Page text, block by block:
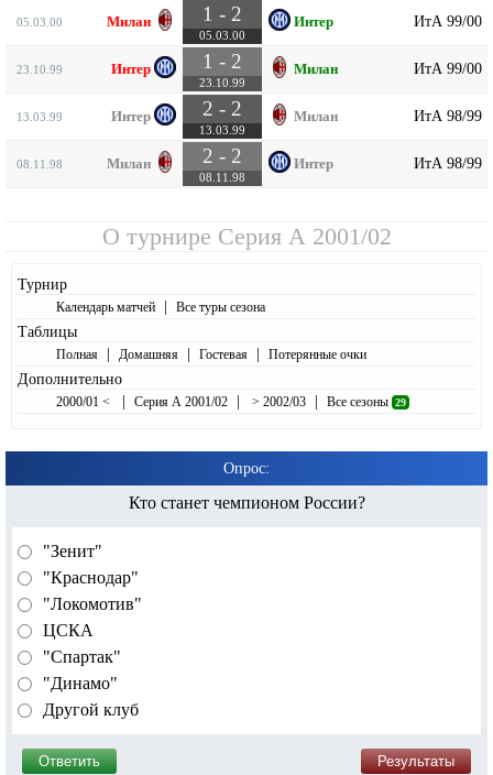
05.03.00 Милан 1 - 2
05.03.00
Интер ИтА 99/00
23.10.99 Интер 1 - 2
23.10.99
Милан ИтА 99/00
13.03.99 Интер 2 - 2
13.03.99
Милан ИтА 98/99
08.11.98 Милан 2 - 2
08.11.98
Интер ИтА 98/99
О турнире Серия А 2001/02
Турнир
Календарь матчей | Все туры сезона
Таблицы
Полная | Домашняя | Гостевая | Потерянные очки
Дополнительно
2000/01 < | Серия А 2001/02 | > 2002/03 | Все сезоны 29
Опрос:
Кто станет чемпионом России?
"Зенит"
"Краснодар"
"Локомотив"
ЦСКА
"Спартак"
"Динамо"
Другой клуб